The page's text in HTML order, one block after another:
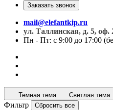
Заказать звонок
mail@elefantkip.ru
ул. Таллинская, д. 5, оф.
Пн - Пт: с 9:00 до 17:00
Темная тема Светлая тема
Фильтр Сбросить все